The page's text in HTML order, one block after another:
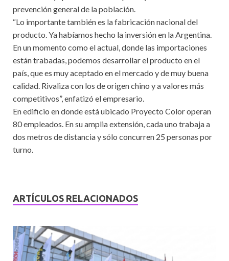
prevención general de la población.
“Lo importante también es la fabricación nacional del
producto. Ya habíamos hecho la inversión en la Argentina.
En un momento como el actual, donde las importaciones
están trabadas, podemos desarrollar el producto en el
país, que es muy aceptado en el mercado y de muy buena
calidad. Rivaliza con los de origen chino y a valores más
competitivos”, enfatizó el empresario.
En edificio en donde está ubicado Proyecto Color operan
80 empleados. En su amplia extensión, cada uno trabaja a
dos metros de distancia y sólo concurren 25 personas por
turno.
ARTÍCULOS RELACIONADOS